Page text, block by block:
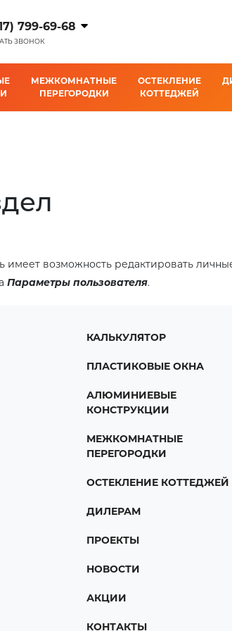
799-69-68
ЗВОНОК
МЕЖКОМНАТНЫЕ
ПЕРЕГОРОДКИ
ОСТЕКЛЕНИЕ
КОТТЕДЖЕЙ
ПЛАСТИКОВЫЕ ОКНА
имеет возможность редактировать
Параметры пользователя.
КАЛЬКУЛЯТОР
ПЛАСТИКОВЫЕ ОКНА
АЛЮМИНИЕВЫЕ
КОНСТРУКЦИИ
МЕЖКОМНАТНЫЕ
ПЕРЕГОРОДКИ
ОСТЕКЛЕНИЕ КОТТЕДЖЕЙ
ДИЛЕРАМ
ПРОЕКТЫ
НОВОСТИ
АКЦИИ
КОНТАКТЫ